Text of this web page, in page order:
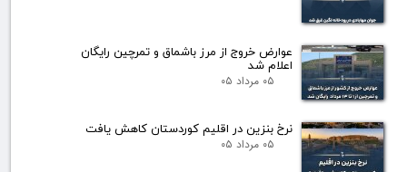
عوارض خروج از مرز باشماق و تمرچین رایگان
اعلام شد
۰۵ مرداد ۰۵
نرخ بنزین در اقلیم کوردستان کاهش یافت
۰۵ مرداد ۰۵